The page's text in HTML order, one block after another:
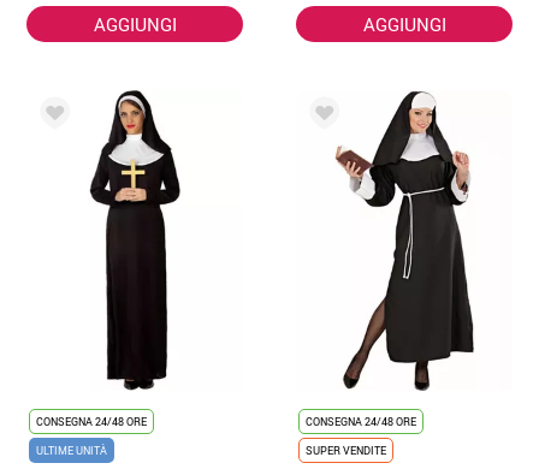
AGGIUNGI AGGIUNGI
CONSEGNA 24/48 ORE
ULTIME UNITÀ
CONSEGNA 24/48 ORE
SUPER VENDITE